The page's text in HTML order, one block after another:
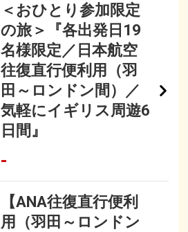
＜おひとり参加限定
の旅＞『各出発日19
名様限定／日本航空
往復直行便利用（羽
田～ロンドン間）／
気軽にイギリス周遊6
日間』
-
【ANA往復直行便利
用（羽田～ロンドン